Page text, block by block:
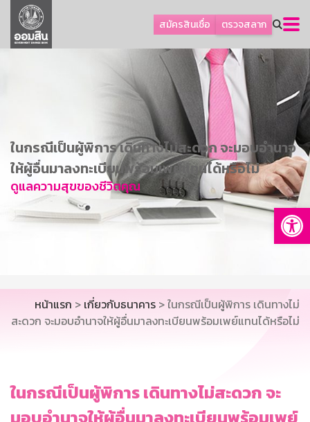
สมัครสินเชื่อ ตรวจสลาก
ลูกค้าธุรกิจ
ลูกค้าผู้ประกอบรายย่อย
การพัฒนาที่ยั่งยืน
ข่าวสาร
บริการทางการเงิน
อื่นๆ
TH
EN
GSB Society
ในกรณีเป็นผู้พิการ เดินทางไม่สะดวก จะมอบอำนาจ
ให้ผู้อื่นมาลงทะเบียนพร้อมเพย์แทนได้หรือไม่
ดูแลความสุขของชีวิตคุณ
หน้าแรก > เกี่ยวกับธนาคาร > ในกรณีเป็นผู้พิการ เดินทางไม่
สะดวก จะมอบอำนาจให้ผู้อื่นมาลงทะเบียนพร้อมเพย์แทนได้หรือไม่
ในกรณีเป็นผู้พิการ เดินทางไม่สะดวก จะ